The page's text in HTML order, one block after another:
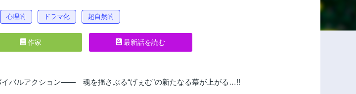
心理的 ドラマ化 超自然的
作家 最新話を読む
イバルアクション―― 魂を揺さぶる“げぇむ”の新たなる幕が上がる…!!